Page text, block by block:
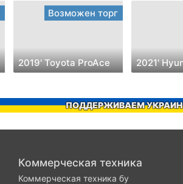
Возможен торг
2019' Toyota ProAce 2021'
ПОДДЕРЖИВАЕМ
Коммерческая техника
Коммерческая техника бу